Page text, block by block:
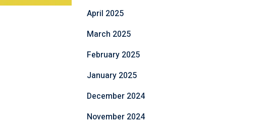
April 2025
March 2025
February 2025
January 2025
December 2024
November 2024